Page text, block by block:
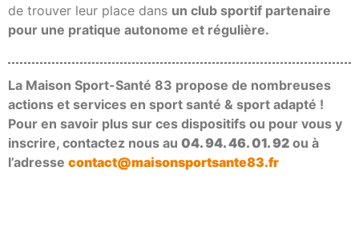
de trouver leur place dans un club sportif partenaire
pour une pratique autonome et régulière.
La Maison Sport-Santé 83 propose de nombreuses
actions et services en sport santé & sport adapté !
Pour en savoir plus sur ces dispositifs ou pour vous y
inscrire, contactez nous au 04. 94. 46. 01. 92 ou à
l’adresse contact@maisonsportsante83.fr